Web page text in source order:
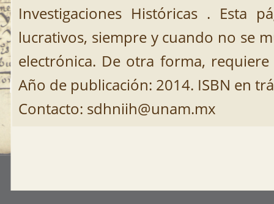
Investigaciones Históricas . Esta
lucrativos, siempre y cuando no se
electrónica. De otra forma,
Año de publicación: 2014. ISBN en
Contacto: sdhniih@unam.mx